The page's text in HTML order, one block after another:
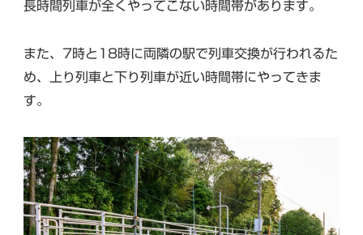
長時間列車が全くやってこない時間帯があります。
また、7時と18時に両隣の駅で列車交換が行われるた
め、上り列車と下り列車が近い時間帯にやってきま
す。